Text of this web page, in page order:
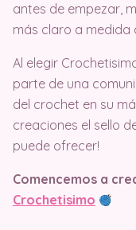
antes de empezar,
más claro a medida
Al elegir
parte de una
del crochet en su
creaciones el sello
puede ofrecer!
Comencemos a
Crochetisimo